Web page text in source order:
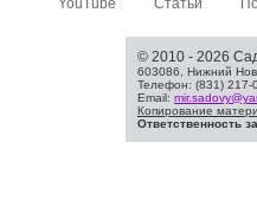
YouTube Статьи
© 2010 - 2026
603086, Нижний
Телефон: (831) 217-
Email:
Копирование
Ответственность